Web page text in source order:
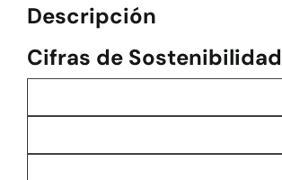
Descripción
Cifras de Sostenibilidad